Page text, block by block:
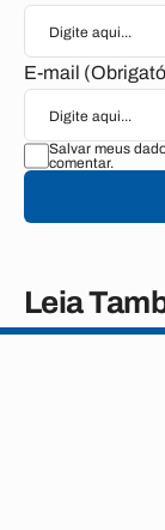
E-mail
Salvar meus
comentar.
Leia